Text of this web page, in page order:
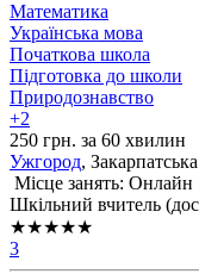
Математика
Українська мова
Початкова школа
Підготовка до школи
Природознавство
+2
250 грн. за 60 хвилин
Ужгород,
Місце занять: Онлайн
Шкільний вчитель
★★★★★
3